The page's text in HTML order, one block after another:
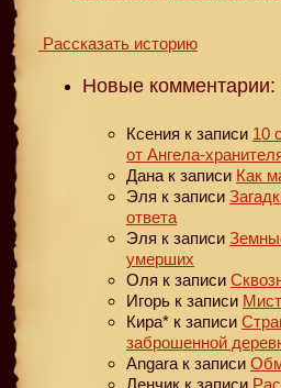
Рассказать историю
Новые комментарии:
Ксения к записи 10
от Ангела-
Дана к записи Как
Эля к записи
ответа
Эля к записи
умерших
Оля к записи
Игорь к записи
Кира* к записи
заброшенной
Angara к записи
Ленчик к записи